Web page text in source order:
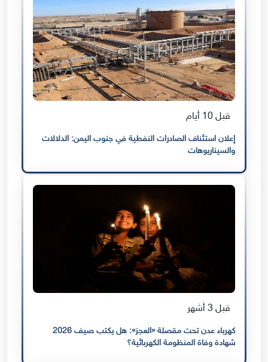
قبل 10 أيام
إعلان استئناف الصادرات النفطية في جنوب اليمن: الدلالات
والسيناريوهات
قبل 3 أشهر
كهرباء عدن تحت مقصلة «العجز»: هل يكتب صيف 2026
شهادة وفاة المنظومة الكهربائية؟